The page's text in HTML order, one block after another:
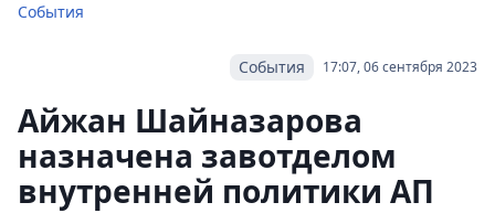
События
17:07, 06 сентября 2023
События
Айжан Шайназарова
назначена завотделом
внутренней политики АП